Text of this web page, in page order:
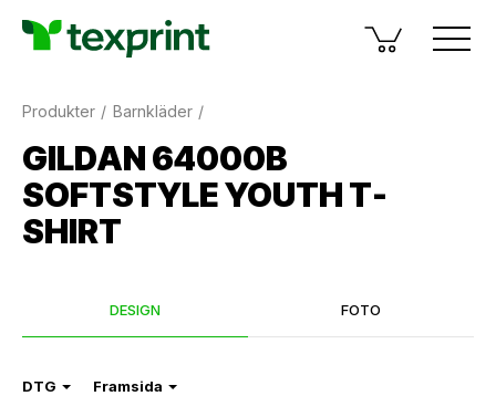
Produkter Barnkläder
GILDAN 64000B
SOFTSTYLE YOUTH T-
SHIRT
DESIGN FOTO
DTG Framsida